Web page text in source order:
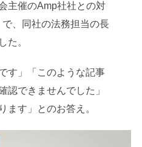
主催のAmp社社との対
、同社の法務担当の長
た。
す」「このような記事
認できませんでした」
ます」とのお答え。